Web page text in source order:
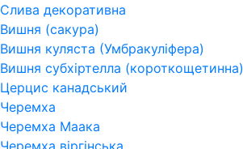
Слива декоративна
Вишня (сакура)
Вишня куляста (Умбракуліфера)
Вишня субхіртелла (короткощетинна)
Церцис канадський
Черемха
Черемха Маака